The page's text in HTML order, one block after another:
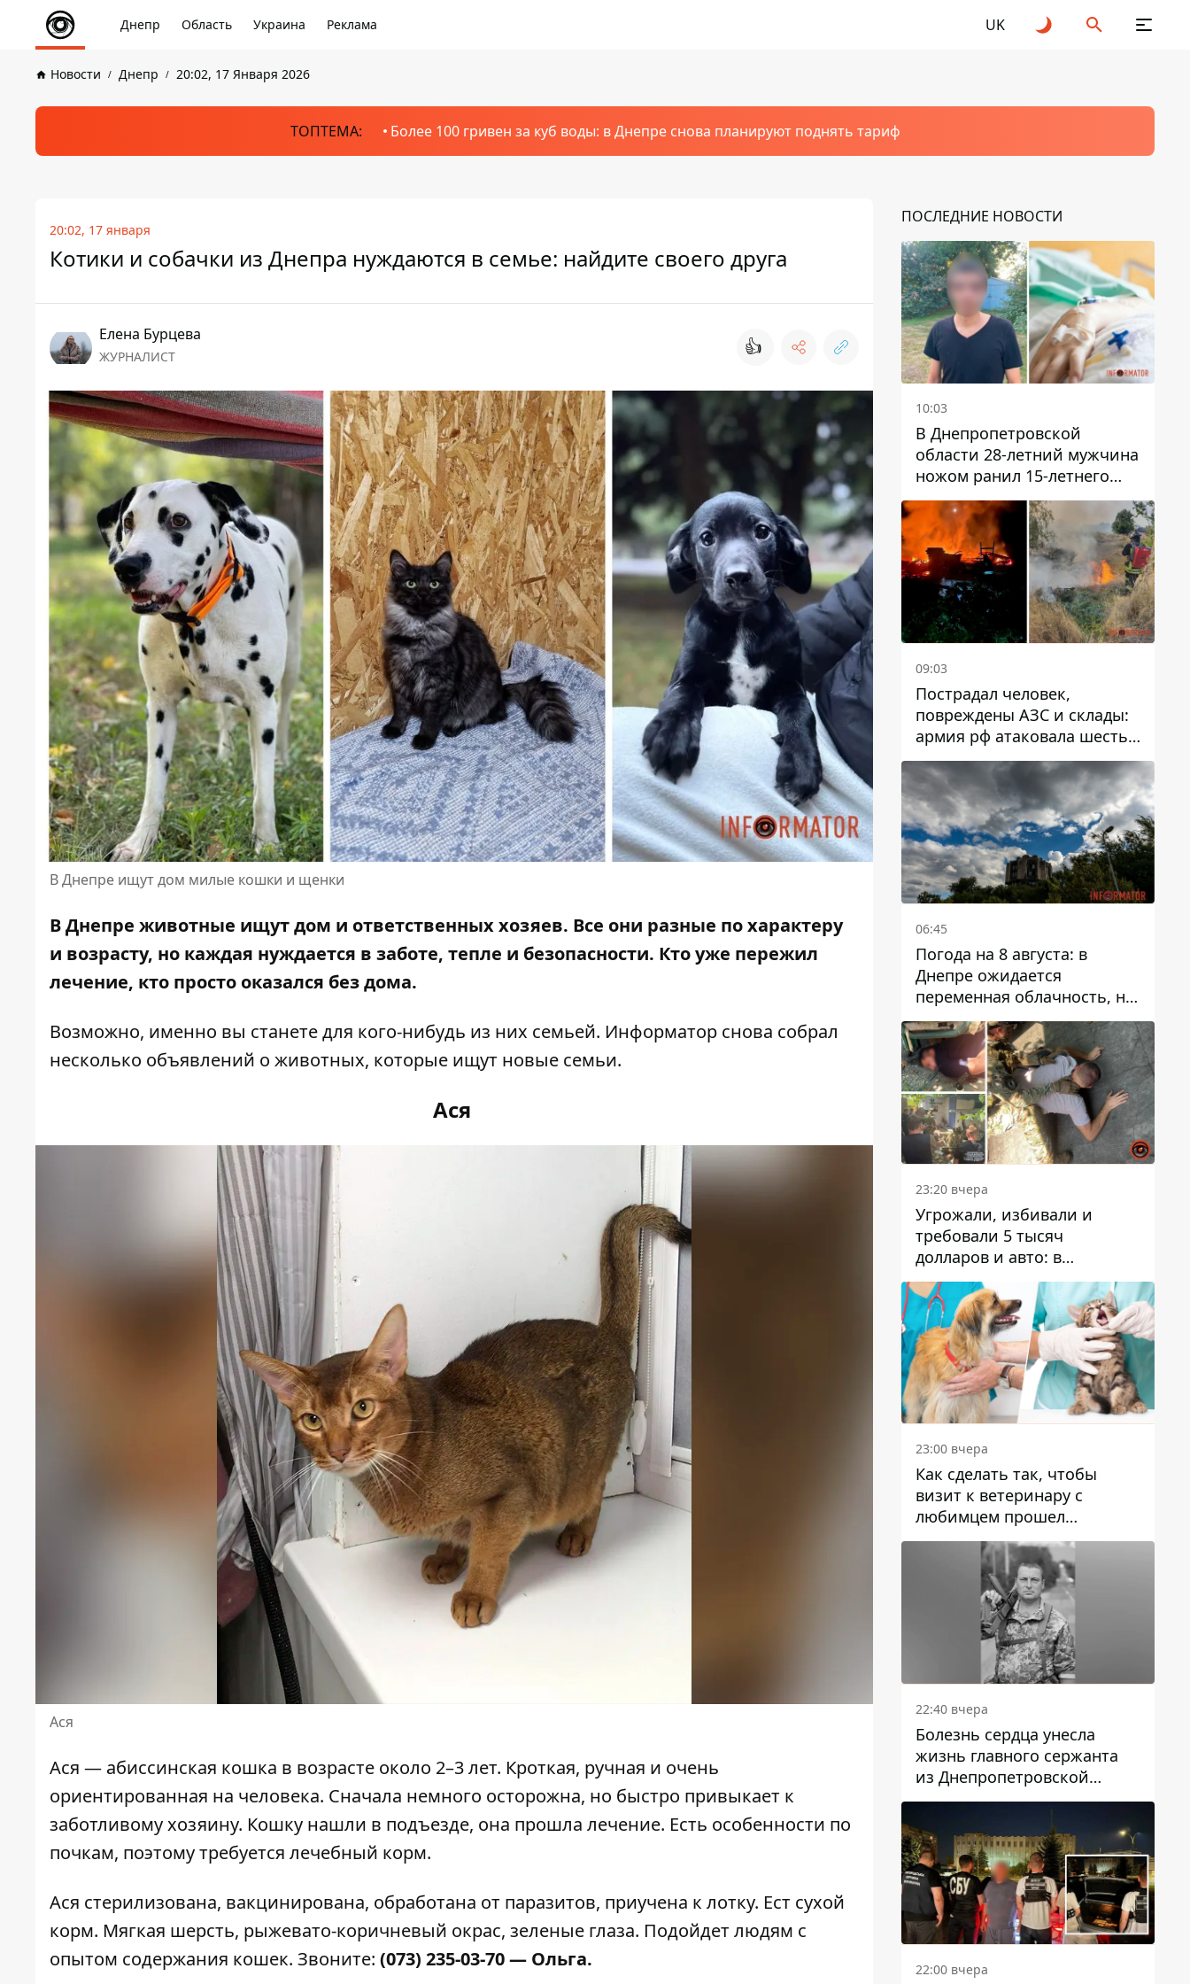
Днепр Область Украина Реклама UK
Новости Днепр 20:02, 17 Января 2026
ТОПТЕМА: Более 100 гривен за куб воды: в Днепре снова планируют поднять тариф
20:02, 17 января
Котики и собачки из Днепра нуждаются в семье: найдите своего друга
Елена Бурцева
ЖУРНАЛИСТ 👍
В Днепре ищут дом милые кошки и щенки
В Днепре животные ищут дом и ответственных хозяев. Все они разные по характеру
и возрасту, но каждая нуждается в заботе, тепле и безопасности. Кто уже пережил
лечение, кто просто оказался без дома.
Возможно, именно вы станете для кого-нибудь из них семьей. Информатор снова собрал
несколько объявлений о животных, которые ищут новые семьи.
Ася
Ася
Ася — абиссинская кошка в возрасте около 2–3 лет. Кроткая, ручная и очень
ориентированная на человека. Сначала немного осторожна, но быстро привыкает к
заботливому хозяину. Кошку нашли в подъезде, она прошла лечение. Есть особенности по
почкам, поэтому требуется лечебный корм.
Ася стерилизована, вакцинирована, обработана от паразитов, приучена к лотку. Ест сухой
корм. Мягкая шерсть, рыжевато-коричневый окрас, зеленые глаза. Подойдет людям с
опытом содержания кошек. Звоните: (073) 235-03-70— Ольга.
ПОСЛЕДНИЕ НОВОСТИ
10:03
В Днепропетровской
области 28-летний мужчина
ножом ранил 15-летнего
парня
09:03
Пострадал человек,
повреждены АЗС и склады:
армия рф атаковала шесть
районов Днепропетровской
области
06:45
Погода на 8 августа: в
Днепре ожидается
переменная облачность, но
может пойти дождь
23:20 вчера
Угрожали, избивали и
требовали 5 тысяч
долларов и авто: в
Павлограде задержали двух
мужчин
23:00 вчера
Как сделать так, чтобы
визит к ветеринару с
любимцем прошел
спокойно: простые советы
22:40 вчера
Болезнь сердца унесла
жизнь главного сержанта
из Днепропетровской
области Юрия Свистуна
22:00 вчера